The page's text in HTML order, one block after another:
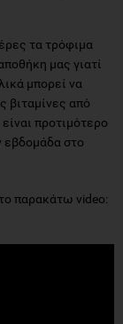
τα τρόφιμα
μας γιατί
μπορεί να
βιταμίνες από
προτιμότερο
εβδομάδα στο
παρακάτω video: